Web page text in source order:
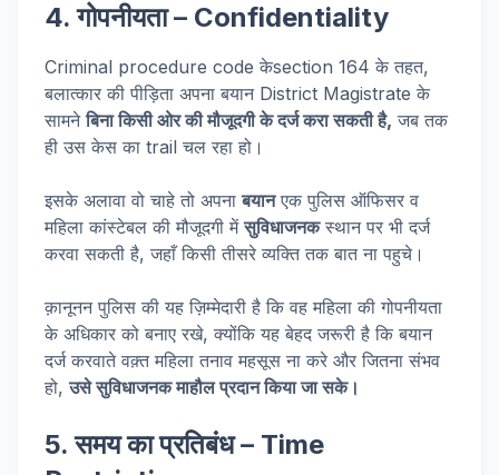
4. गोपनीयता – Confidentiality
Criminal procedure code केsection 164 के तहत,
बलात्कार की पीड़िता अपना बयान District Magistrate के
सामनेबिना किसी ओर की मौजूदगी के दर्ज करा सकती है, जब तक
ही उस केस का trail चल रहा हो।
इसके अलावा वो चाहे तो अपनाबयानएक पुलिस ऑफिसर व
महिला कांस्टेबल की मौजूदगी मेंसुविधाजनकस्थान पर भी दर्ज
करवा सकती है, जहाँ किसी तीसरे व्यक्ति तक बात ना पहुचे।
क़ानूनन पुलिस की यह ज़िम्मेदारी है कि वह महिला की गोपनीयता
के अधिकार को बनाए रखे, क्योंकि यह बेहद जरूरी है कि बयान
दर्ज करवाते वक़्त महिला तनाव महसूस ना करे और जितना संभव
हो,उसे सुविधाजनक माहौल प्रदान किया जा सके।
5. समय का प्रतिबंध – Time